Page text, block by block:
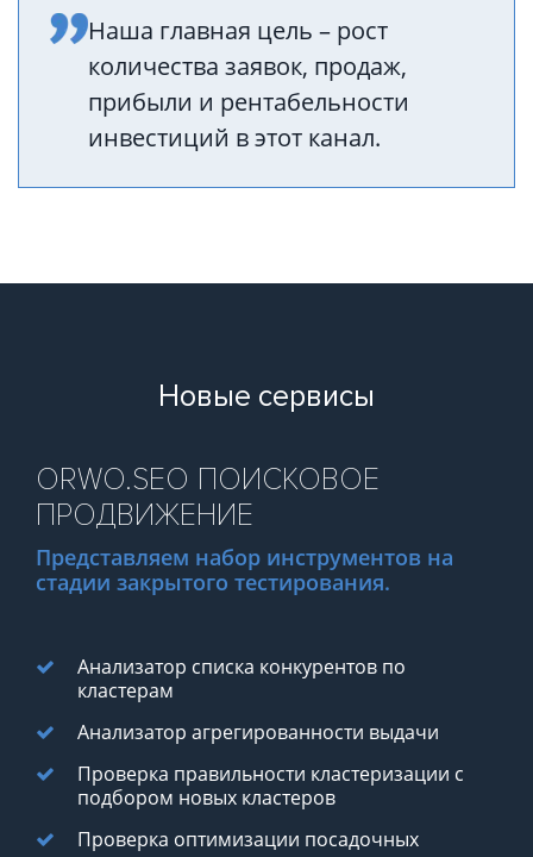
Наша главная цель – рост
количества заявок, продаж,
прибыли и рентабельности
инвестиций в этот канал.
Новые сервисы
ORWO.SEO ПОИСКОВОЕ
ПРОДВИЖЕНИЕ
Представляем набор инструментов на
стадии закрытого тестирования.
Анализатор списка конкурентов по
кластерам
Анализатор агрегированности выдачи
Проверка правильности кластеризации с
подбором новых кластеров
Проверка оптимизации посадочных